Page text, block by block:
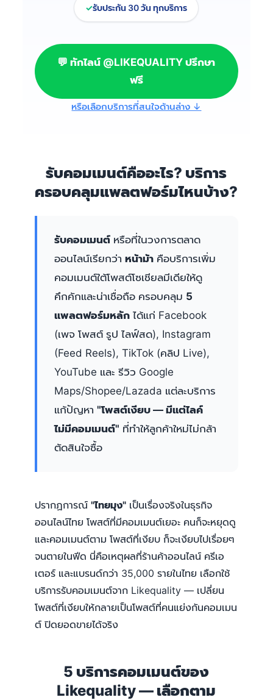
รับประกัน 30 วัน ทุกบริการ
💬 ทักไลน์ @LIKEQUALITY ปรึกษา
ฟรี
หรือเลือกบริการที่สนใจด้านล่าง ↓
รับคอมเมนต์คืออะไร? บริการ
ครอบคลุมแพลตฟอร์มไหนบ้าง?
รับคอมเมนต์หรือที่ในวงการตลาด
ออนไลน์เรียกว่า หน้าม้าคือบริการเพิ่ม
คอมเมนต์ใต้โพสต์โซเชียลมีเดียให้ดู
คึกคักและน่าเชื่อถือ ครอบคลุม 5
แพลตฟอร์มหลักได้แก่ Facebook
(เพจ โพสต์ รูป ไลฟ์สด), Instagram
(Feed Reels), TikTok (คลิป Live),
YouTube และ รีวิว Google
Maps/Shopee/Lazada แต่ละบริการ
แก้ปัญหา "โพสต์เงียบ — มีแต่ไลค์
ไม่มีคอมเมนต์" ที่ทำให้ลูกค้าใหม่ไม่กล้า
ตัดสินใจซื้อ
ปรากฏการณ์ "ไทยมุง"เป็นเรื่องจริงในธุรกิจ
ออนไลน์ไทย โพสต์ที่มีคอมเมนต์เยอะ คนก็จะหยุดดู
และคอมเมนต์ตาม โพสต์ที่เงียบ ก็จะเงียบไปเรื่อยๆ
จนตายในฟีด นี่คือเหตุผลที่ร้านค้าออนไลน์ ครีเอ
เตอร์ และแบรนด์กว่า 35,000 รายในไทย เลือกใช้
บริการรับคอมเมนต์จาก Likequality — เปลี่ยน
โพสต์ที่เงียบให้กลายเป็นโพสต์ที่คนแย่งกันคอมเมน
ต์ ปิดยอดขายได้จริง
5 บริการคอมเมนต์ของ
Likequality — เลือกตาม